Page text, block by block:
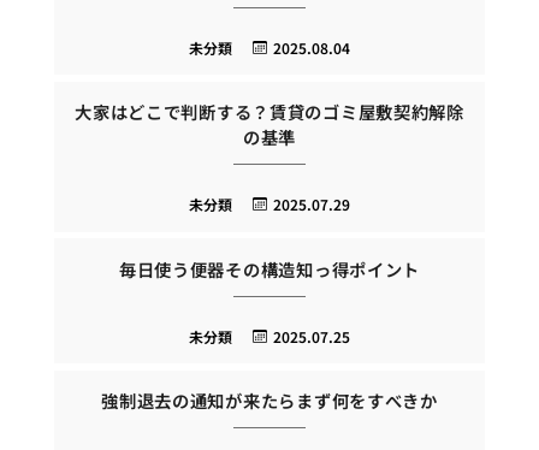
2025.08.04
未分類
大家はどこで判断する？賃貸のゴミ屋敷契約解除
の基準
2025.07.29
未分類
毎日使う便器その構造知っ得ポイント
2025.07.25
未分類
強制退去の通知が来たらまず何をすべきか